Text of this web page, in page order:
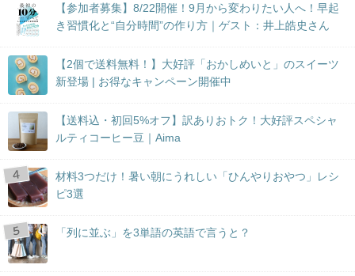
【参加者募集】8/22開催！9月から変わりたい人へ！早起
き習慣化と“自分時間”の作り方｜ゲスト：井上皓史さん
【2個で送料無料！】大好評「おかしめいと」のスイーツ
新登場 | お得なキャンペーン開催中
【送料込・初回5%オフ】訳ありおトク！大好評スペシャ
ルティコーヒー豆｜Aima
材料3つだけ！暑い朝にうれしい「ひんやりおやつ」レシ
ピ3選
「列に並ぶ」を3単語の英語で言うと？